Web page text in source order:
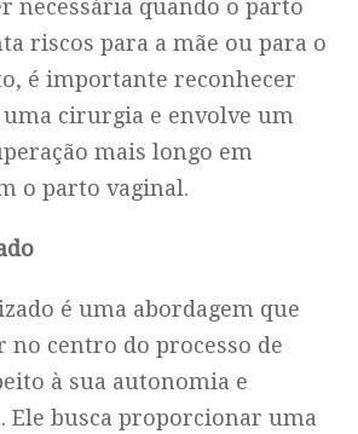
necessária quando o parto
riscos para a mãe ou para o
é importante reconhecer
uma cirurgia e envolve um
mais longo em
o parto vaginal.
é uma abordagem que
no centro do processo de
à sua autonomia e
Ele busca proporcionar uma